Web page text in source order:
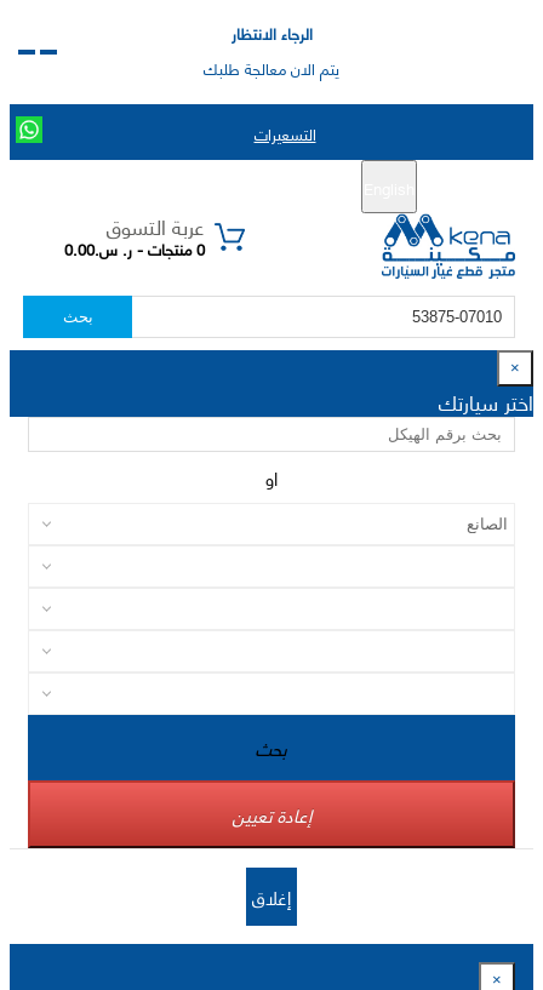
الرجاء الانتظار
يتم الان معالجة طلبك
التسعيرات
عربة التسوق
0 منتجات - ر. س.0.00
بحث
×
اختر سيارتك
او
بحث
إعادة تعيين
إغلاق
×